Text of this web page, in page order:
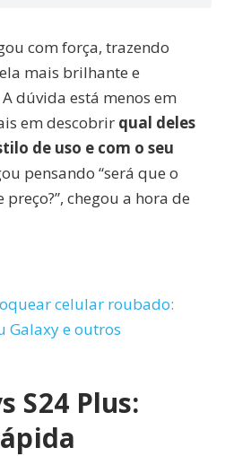
com força, trazendo
mais brilhante e
dúvida está menos em
em descobrir qual deles
de uso e com o seu
pensando “será que o
chegou a hora de
celular roubado:
Galaxy e outros
S24 Plus: